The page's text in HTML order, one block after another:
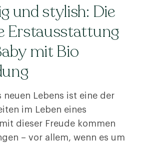
und stylish: Die
Erstausstattung
mit Bio
neuen Lebens ist eine der
im Leben eines
dieser Freude kommen
– vor allem, wenn es um